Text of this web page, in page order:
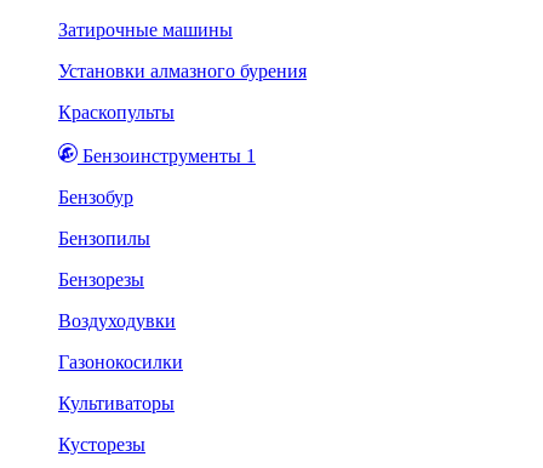
Затирочные машины
Установки алмазного бурения
Краскопульты
Бензоинструменты 1
Бензобур
Бензопилы
Бензорезы
Воздуходувки
Газонокосилки
Культиваторы
Кусторезы